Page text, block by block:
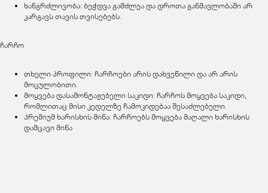
ხანგრძლივობა: ბეჭდვა გამძლეა და დროთა განმავლობაში არ
კარგავს თავის თვისებებს.
ჩარჩო
თხელი პროფილი: ჩარჩოები არის დახვეწილი და არ არის
მოცულობითი.
მოყვება დასამონტაჟებელი საკიდი: ჩარჩოს მოყვება საკიდი,
რომლითაც მისი კედელზე ჩამოკიდებაა შესაძლებელი.
პრემიუმ ხარისხის მინა: ჩარჩოებს მოყვება მაღალი ხარისხის
დამცავი მინა